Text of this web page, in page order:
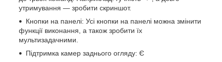
утримування — зробити скриншот.
Кнопки на панелі: Усі кнопки на панелі можна змінити
функції виконання, а також зробити їх
мультизадачними.
Підтримка камер заднього огляду: Є